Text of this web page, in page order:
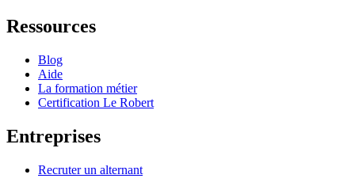
Ressources
Blog
Aide
La formation métier
Certification Le Robert
Entreprises
Recruter un alternant